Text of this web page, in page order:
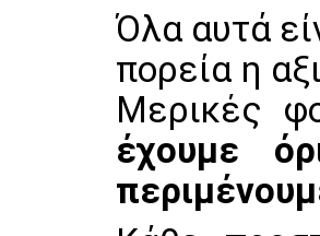
Όλα αυτά
πορεία η
Μερικές
έχουμε